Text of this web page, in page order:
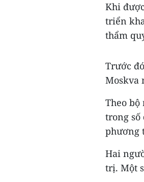
Khi
triển
thẩm
Trước
Moskva
Theo bộ
trong số
phương
Hai
trị. Một